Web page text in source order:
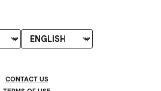
CONTACT US